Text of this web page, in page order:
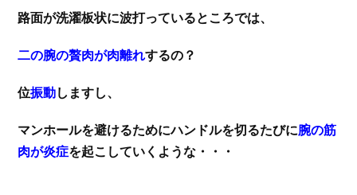
路面が洗濯板状に波打っているところでは、
二の腕の贅肉が肉離れするの？
位振動しますし、
マンホールを避けるためにハンドルを切るたびに腕の筋
肉が炎症を起こしていくような・・・